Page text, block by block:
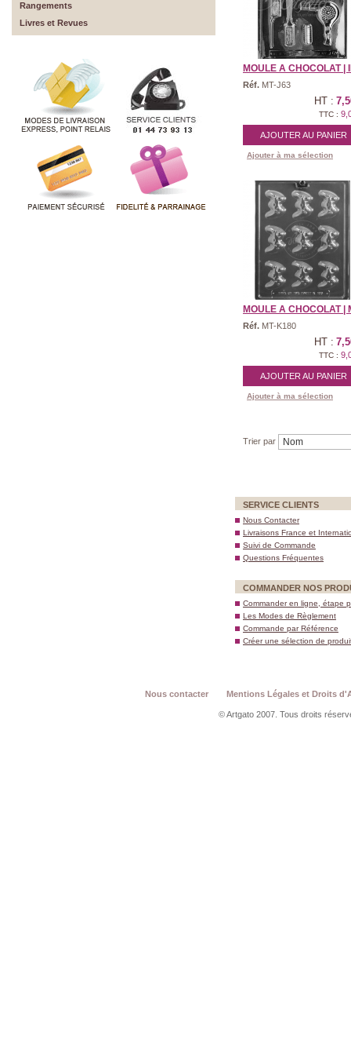
Rangements
Livres et Revues
MOULE A CHOCOLAT |
Réf. MT-J63
HT :
TTC :
AJOUTER AU PANIER
Ajouter à ma sélection
MOULE A CHOCOLAT |
Réf. MT-K180
HT :
TTC :
AJOUTER AU PANIER
Ajouter à ma sélection
Trier par
SERVICE CLIENTS
Nous Contacter
Livraisons France et
Suivi de Commande
Questions Fréquentes
COMMANDER NOS
Commander en ligne, étape
Les Modes de Règlement
Commande par Référence
Créer une sélection de
Nous contacter Mentions Légales et Droits
© Artgato 2007. Tous droits